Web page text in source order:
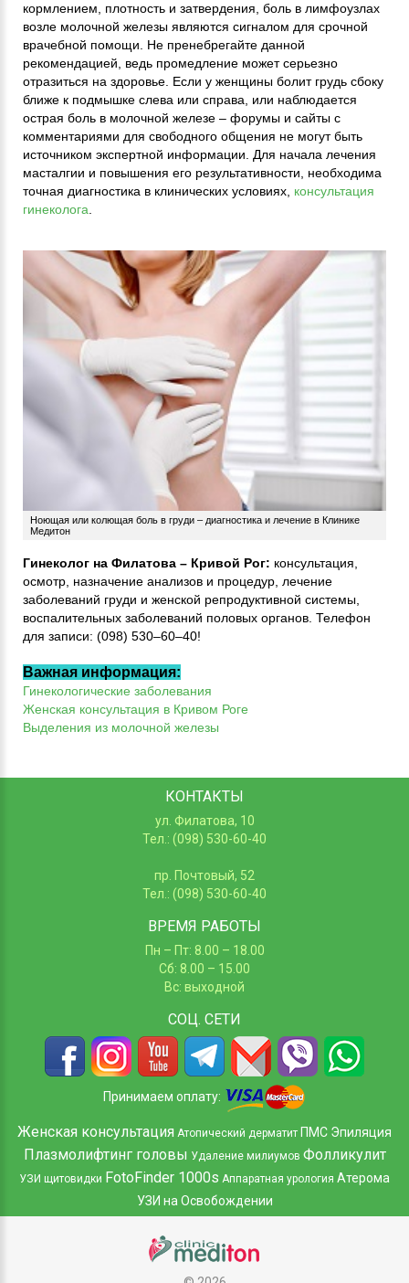
кормлением, плотность и затвердения, боль в лимфоузлах
возле молочной железы являются сигналом для срочной
врачебной помощи. Не пренебрегайте данной
рекомендацией, ведь промедление может серьезно
отразиться на здоровье. Если у женщины болит грудь сбоку
ближе к подмышке слева или справа, или наблюдается
острая боль в молочной железе – форумы и сайты с
комментариями для свободного общения не могут быть
источником экспертной информации. Для начала лечения
масталгии и повышения его результативности, необходима
точная диагностика в клинических условиях, консультация
гинеколога
Ноющая или колющая боль в груди – диагностика и лечение в Клинике
Медитон
Гинеколог на Филатова – Кривой Рог: консультация,
осмотр, назначение анализов и процедур, лечение
заболеваний груди и женской репродуктивной системы,
воспалительных заболеваний половых органов. Телефон
для записи: (098) 530–60–40!
Важная информация:
Гинекологические заболевания
Женская консультация в Кривом Роге
Выделения из молочной железы
КОНТАКТЫ
ул. Филатова, 10
Тел.: (098) 530-60-40
пр. Почтовый, 52
Тел.: (098) 530-60-40
ВРЕМЯ РАБОТЫ
Пн – Пт: 8.00 – 18.00
Сб: 8.00 – 15.00
Вс: выходной
СОЦ. СЕТИ
Принимаем оплату:
Женская консультация Атопический дерматит ПМС Эпиляция
Плазмолифтинг головы Удаление милиумов Фолликулит
УЗИ щитовидки FotoFinder 1000s Аппаратная урология Атерома
УЗИ на Освобождении